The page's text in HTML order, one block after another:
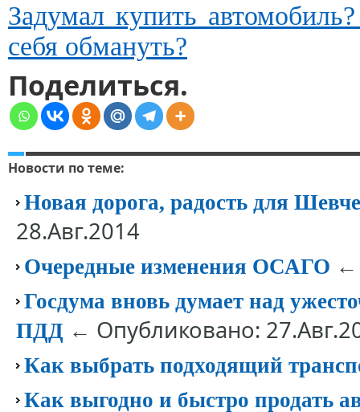
Задумал купить
себя обмануть?
Поделиться.
Новости по теме:
Новая дорога, радость для
28.Авг.2014
Очередные изменения ОСАГО ←
Госдума вновь думает над
ПДД ← Опубликовано:
Как выбрать подходящий
Как выгодно и быстро продать